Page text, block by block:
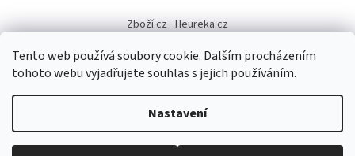
Tento web používá soubory cookie. Dalším procházením
tohoto webu vyjadřujete souhlas s jejich používáním.
Nastavení
p
Zboží.cz Heureka.cz
Copyright 2026Výtvarné potřeby - hedvábí.cz. Všechna práva